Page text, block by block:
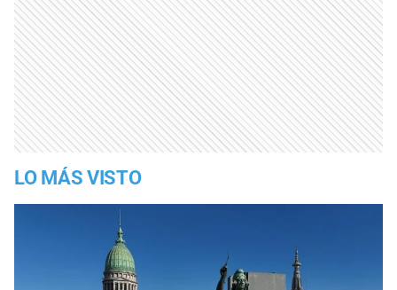
LO MÁS VISTO